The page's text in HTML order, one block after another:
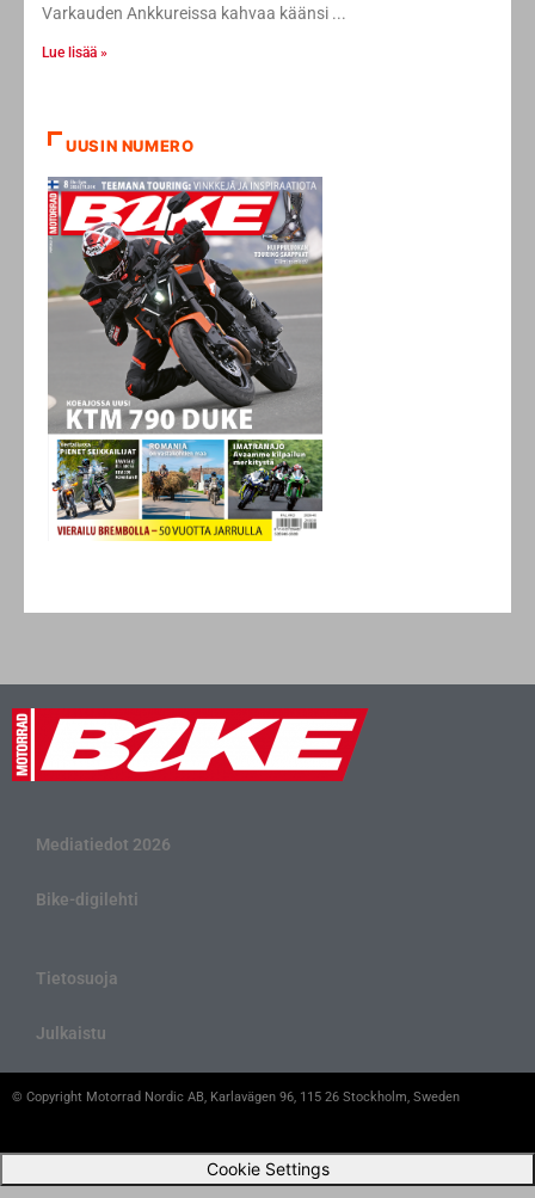
Varkauden Ankkureissa kahvaa käänsi
Lue lisää »
UUSIN NUMERO
Mediatiedot 2026
Bike-digilehti
Tietosuoja
Julkaistu
© Copyright Motorrad Nordic AB, Karlavägen 96, 115 26 Stockholm, Sweden
Cookie Settings